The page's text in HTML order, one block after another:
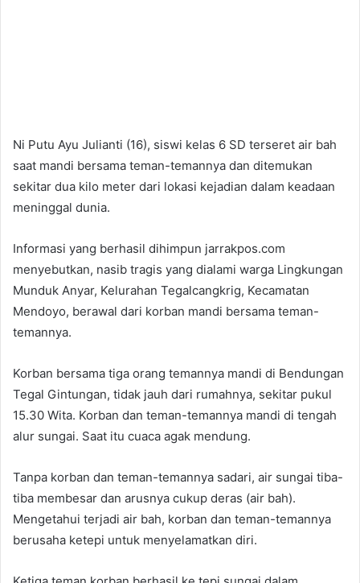
Ni Putu Ayu Julianti (16), siswi kelas 6 SD terseret air bah
saat mandi bersama teman-temannya dan ditemukan
sekitar dua kilo meter dari lokasi kejadian dalam keadaan
meninggal dunia.
Informasi yang berhasil dihimpun jarrakpos.com
menyebutkan, nasib tragis yang dialami warga Lingkungan
Munduk Anyar, Kelurahan Tegalcangkrig, Kecamatan
Mendoyo, berawal dari korban mandi bersama teman-
temannya.
Korban bersama tiga orang temannya mandi di Bendungan
Tegal Gintungan, tidak jauh dari rumahnya, sekitar pukul
15.30 Wita. Korban dan teman-temannya mandi di tengah
alur sungai. Saat itu cuaca agak mendung.
Tanpa korban dan teman-temannya sadari, air sungai tiba-
tiba membesar dan arusnya cukup deras (air bah).
Mengetahui terjadi air bah, korban dan teman-temannya
berusaha ketepi untuk menyelamatkan diri.